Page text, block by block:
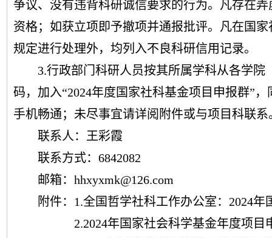
争议、没有违背科研诚信要求的行为。凡存在
资格；如获立项即予撤项并通报批评。凡在国
规定进行处理外，均列入不良科研信用记录。
3.行政部门科研人员按其所属学科从各学
码，加入“2024年度国家社科基金项目申报群”，
手机畅通；未尽事宜请详阅附件或与项目科联系
联系人：王彩霞
联系方式： 6842082
邮箱： hhxyxmk@126.com
附件： 1.全国哲学社科工作办公室： 2024年
2.2024年国家社会科学基金年度项目